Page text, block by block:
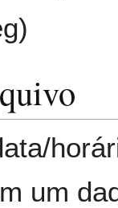
)
um